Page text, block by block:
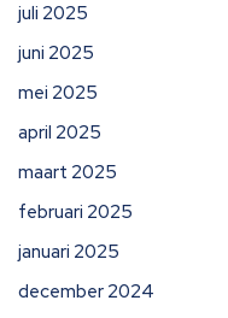
juli 2025
juni 2025
mei 2025
april 2025
maart 2025
februari 2025
januari 2025
december 2024